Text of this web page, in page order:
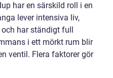
har en särskild roll i en
lever intensiva liv,
har ständigt full
i ett mörkt rum blir
ventil. Flera faktorer gör